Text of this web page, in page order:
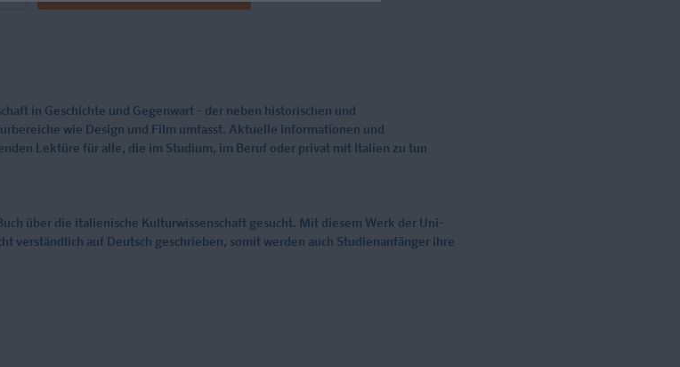
in Geschichte und Gegenwart - der neben historischen und
wie Design und Film umfasst. Aktuelle Informationen und
Lektüre für alle, die im Studium, im Beruf oder privat mit Italien zu tun
über die italienische Kulturwissenschaft gesucht. Mit diesem Werk der Uni-
verständlich auf Deutsch geschrieben, somit werden auch Studienanfänger ihre